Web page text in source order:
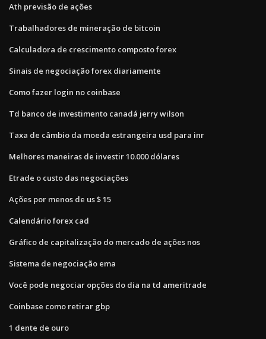
Ath previsão de ações
Trabalhadores de mineração de bitcoin
Calculadora de crescimento composto forex
Sinais de negociação forex diariamente
Como fazer login no coinbase
Td banco de investimento canadá jerry wilson
Taxa de câmbio da moeda estrangeira usd para inr
Melhores maneiras de investir 10.000 dólares
Etrade o custo das negociações
Ações por menos de us $ 15
Calendário forex cad
Gráfico de capitalização do mercado de ações nos
Sistema de negociação ema
Você pode negociar opções do dia na td ameritrade
Coinbase como retirar gbp
1 dente de ouro